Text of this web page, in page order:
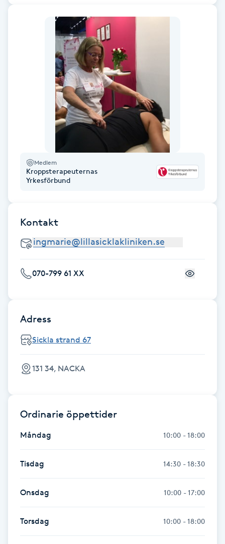
Fransborttagning
Fransfärgning
Fransförlängning
Fransförlängning Megavolym
Fransförlängning Volym
Friskvård
Friskvårdsmassage
Frisör
Färgning
Föning
Medlem
Kroppsterapeuternas
Yrkesförbund
Kontakt
070-799 61 XX
Adress
Sickla strand 67
131 34, NACKA
Ordinarie öppettider
Måndag 10:00 - 18:00
Tisdag 14:30 - 18:30
Onsdag 10:00 - 17:00
Torsdag 10:00 - 18:00